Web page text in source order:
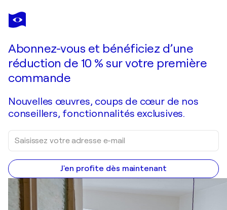
ANASTASIA
KRAINEVA
Je passe commande
Abonnez-vous et bénéficiez d’une
réduction de 10 % sur votre première
commande
Nouvelles œuvres, coups de cœur de nos
conseillers, fonctionnalités exclusives.
J'en profite dès maintenant